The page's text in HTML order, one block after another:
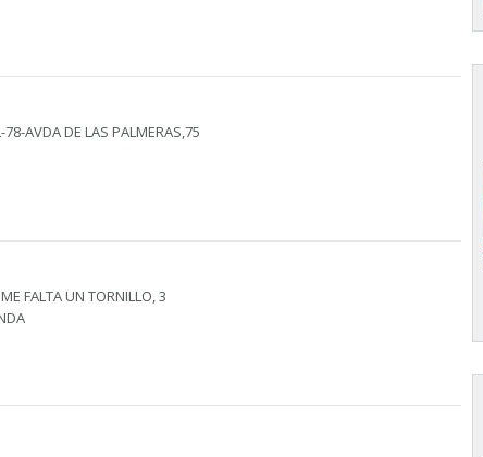
AVDA DE LAS PALMERAS,75
FALTA UN TORNILLO, 3